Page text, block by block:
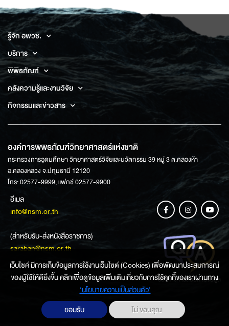
รู้จัก อพวช.
บริการ
พิพิธภัณฑ์
คลังความรู้และงานวิจัย
กิจกรรมและข่าวสาร
องค์การพิพิธภัณฑ์วิทยาศาสตร์แห่งชาติ
กระทรวงการอุดมศึกษา วิทยาศาสตร์วิจัยและนวัตกรรม 39 หมู่ 3 ต.คลองห้า
อ.คลองหลวง จ.ปทุมธานี 12120
โทร: 02577-9999, แฟกซ์ 02577-9900
อีเมล
info@nsm.or.th
(สำหรับรับ-ส่งหนังสือราชการ)
saraban@nsm.or.th
ช่องทางการสอบถามข้อมูล
เว็บไซค์ มีการเก็บข้อมูลการใช้งานเว็บไซต์ (Cookies) เพื่อพัฒนาประสบการณ์
ของผู้ใช้ให้ดียิ่งขึ้น คลิกเพื่อดูข้อมูลเพิ่มเติมเกี่ยวกับการใช้คุกกี้ของเราผ่านทาง
‘นโยบายความเป็นส่วนตัว'
ยอมรับ
ไม่ ขอบคุณ